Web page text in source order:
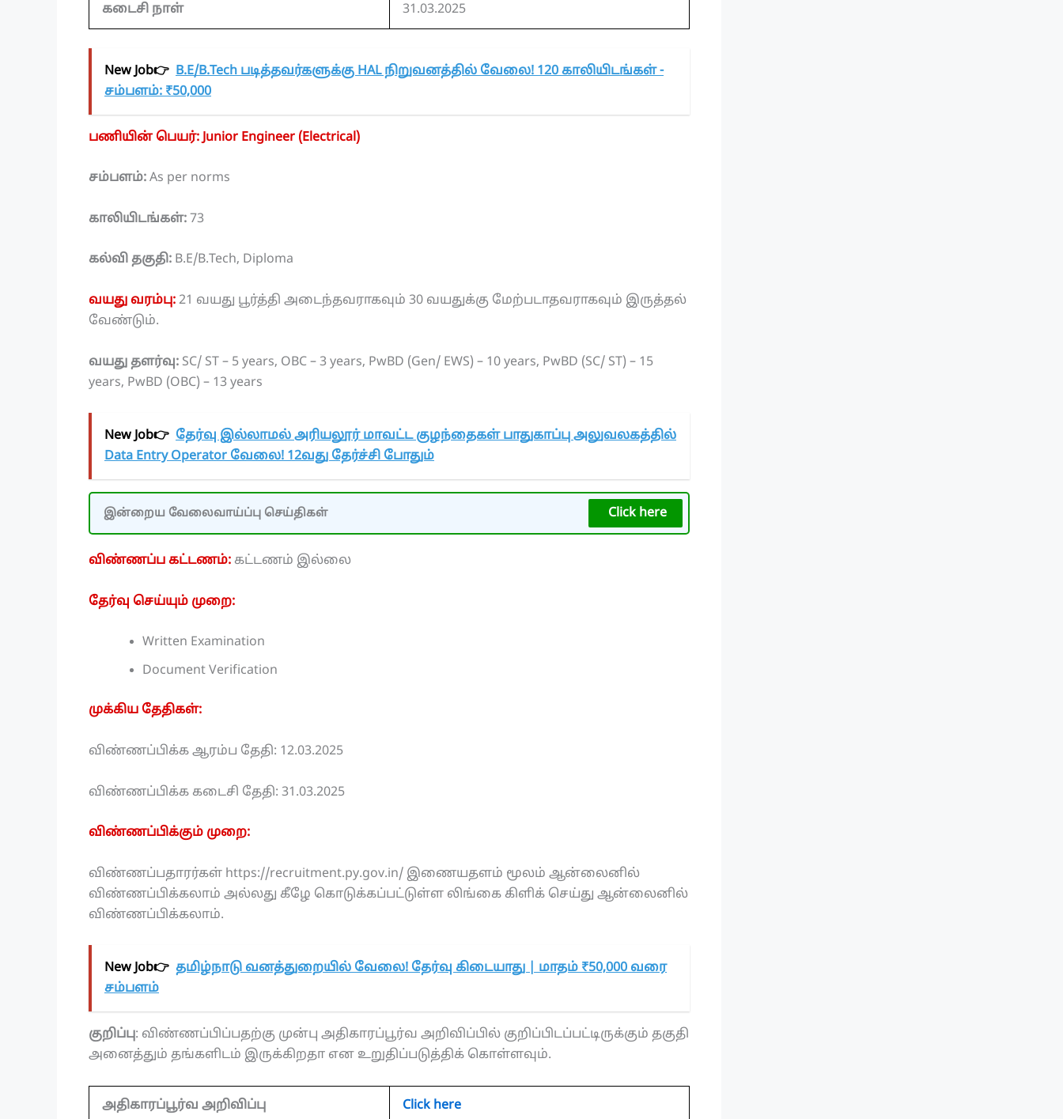
கடைசி நாள் 31.03.2025
New Job👉 B.E/B.Tech படித்தவர்களுக்கு HAL நிறுவனத்தில் வேலை! 120 காலியிடங்கள் -
சம்பளம்: ₹50,000
பணியின் பெயர்: Junior Engineer (Electrical)
சம்பளம்: As per norms
காலியிடங்கள்: 73
கல்வி தகுதி: B.E/B.Tech, Diploma
வயது வரம்பு: 21 வயது பூர்த்தி அடைந்தவராகவும் 30 வயதுக்கு மேற்படாதவராகவும் இருத்தல்
வேண்டும்.
வயது தளர்வு: SC/ ST – 5 years, OBC – 3 years, PwBD (Gen/ EWS) – 10 years, PwBD (SC/ ST) – 15
years, PwBD (OBC) – 13 years
New Job👉 தேர்வு இல்லாமல் அரியலூர் மாவட்ட குழந்தைகள் பாதுகாப்பு அலுவலகத்தில்
Data Entry Operator வேலை! 12வது தேர்ச்சி போதும்
இன்றைய வேலைவாய்ப்பு செய்திகள் Click here
விண்ணப்ப கட்டணம்: கட்டணம் இல்லை
தேர்வு செய்யும் முறை:
Written Examination
Document Verification
முக்கிய தேதிகள்:
விண்ணப்பிக்க ஆரம்ப தேதி: 12.03.2025
விண்ணப்பிக்க கடைசி தேதி: 31.03.2025
விண்ணப்பிக்கும் முறை:
விண்ணப்பதாரர்கள் https://recruitment.py.gov.in/ இணையதளம் மூலம் ஆன்லைனில்
விண்ணப்பிக்கலாம் அல்லது கீழே கொடுக்கப்பட்டுள்ள லிங்கை கிளிக் செய்து ஆன்லைனில்
விண்ணப்பிக்கலாம்.
New Job👉 தமிழ்நாடு வனத்துறையில் வேலை! தேர்வு கிடையாது | மாதம் ₹50,000 வரை
சம்பளம்
குறிப்பு: விண்ணப்பிப்பதற்கு முன்பு அதிகாரப்பூர்வ அறிவிப்பில் குறிப்பிடப்பட்டிருக்கும் தகுதி
அனைத்தும் தங்களிடம் இருக்கிறதா என உறுதிப்படுத்திக் கொள்ளவும்.
அதிகாரப்பூர்வ அறிவிப்பு Click here